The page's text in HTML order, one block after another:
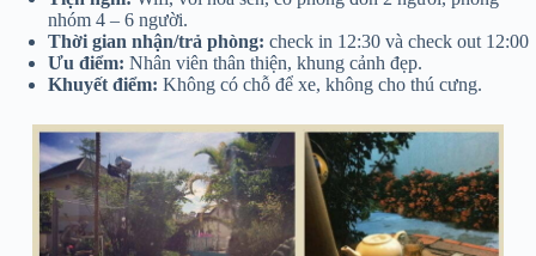
nhóm 4 – 6 người.
Thời gian nhận/trả phòng: check in 12:30 và check out 12:00
Ưu điểm: Nhân viên thân thiện, khung cảnh đẹp.
Khuyết điểm: Không có chỗ để xe, không cho thú cưng.